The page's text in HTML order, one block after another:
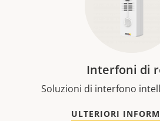
Interfoni di
Soluzioni di interfono
ULTERIORI